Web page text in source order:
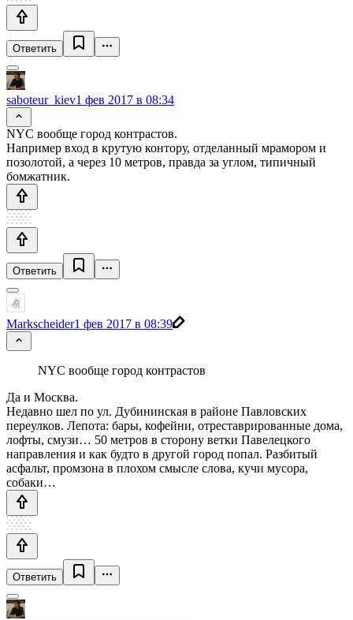
Ответить
saboteur_kiev1 фев 2017 в 08:34
NYC вообще город контрастов.
Например вход в крутую контору, отделанный мрамором и
позолотой, а через 10 метров, правда за углом, типичный
бомжатник.
Ответить
Markscheider1 фев 2017 в 08:39
NYC вообще город контрастов
Да и Москва.
Недавно шел по ул. Дубининская в районе Павловских
переулков. Лепота: бары, кофейни, отреставрированные дома,
лофты, смузи… 50 метров в сторону ветки Павелецкого
направления и как будто в другой город попал. Разбитый
асфальт, промзона в плохом смысле слова, кучи мусора,
собаки…
Ответить